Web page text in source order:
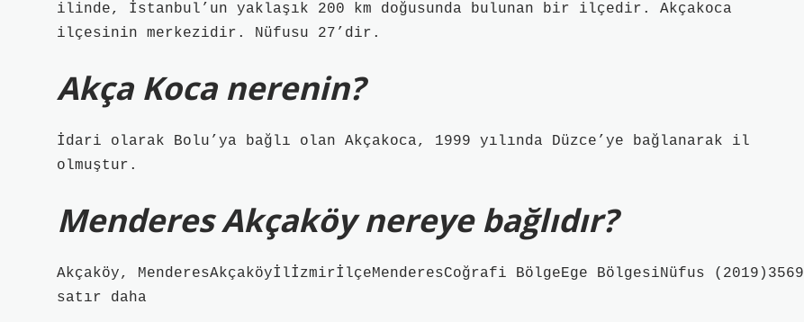
ilinde, İstanbul’un yaklaşık 200 km doğusunda bulunan bir ilçedir. Akçakoca
ilçesinin merkezidir. Nüfusu 27’dir.
Akça Koca nerenin?
İdari olarak Bolu’ya bağlı olan Akçakoca, 1999 yılında Düzce’ye bağlanarak il
olmuştur.
Menderes Akçaköy nereye bağlıdır?
Akçaköy, MenderesAkçaköyİlİzmirİlçeMenderesCoğrafi BölgeEge BölgesiNüfus (2019)3569
satır daha